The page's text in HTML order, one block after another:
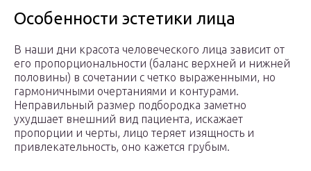
Особенности эстетики лица
В наши дни красота человеческого лица зависит от
его пропорциональности (баланс верхней и нижней
половины) в сочетании с четко выраженными, но
гармоничными очертаниями и контурами.
Неправильный размер подбородка заметно
ухудшает внешний вид пациента, искажает
пропорции и черты, лицо теряет изящность и
привлекательность, оно кажется грубым.